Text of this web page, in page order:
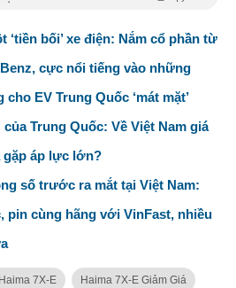
‘tiền bối’ xe điện: Nắm cổ phần từ
cực nổi tiếng vào những
EV Trung Quốc ‘mát mặt’
Trung Quốc: Về Việt Nam giá
gặp áp lực lớn?
số trước ra mắt tại Việt Nam:
pin cùng hãng với VinFast, nhiều
Haima 7X-E Haima 7X-E Giảm Giá